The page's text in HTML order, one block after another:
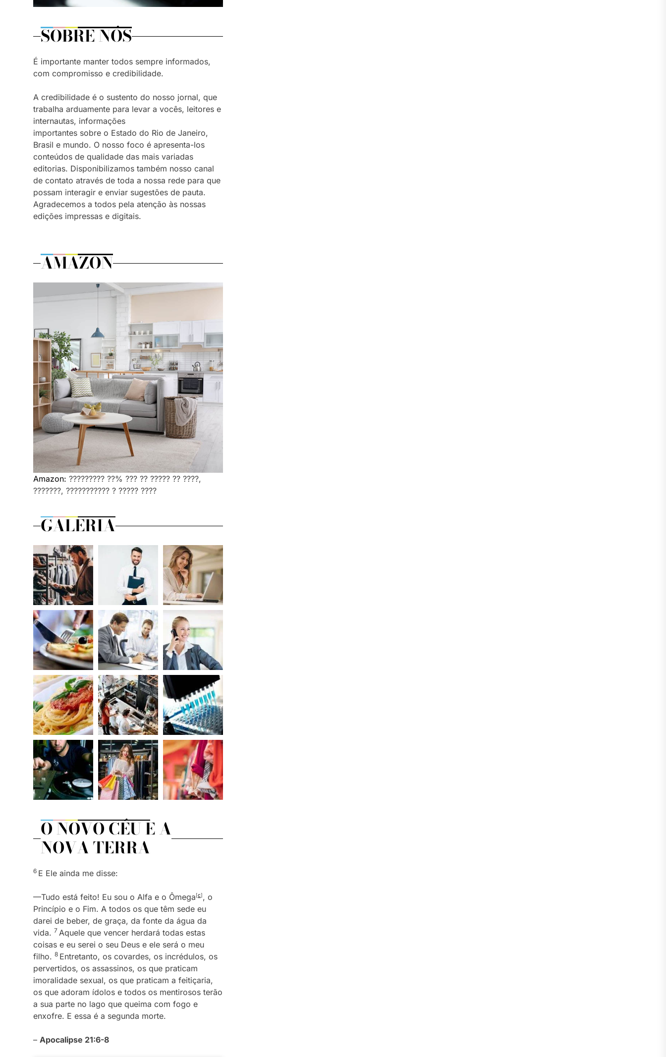
SOBRE NÓS
É importante manter todos sempre informados,
com compromisso e credibilidade.
A credibilidade é o sustento do nosso jornal, que
trabalha arduamente para levar a vocês, leitores e
internautas, informações
importantes sobre o Estado do Rio de Janeiro,
Brasil e mundo. O nosso foco é apresenta-los
conteúdos de qualidade das mais variadas
editorias. Disponibilizamos também nosso canal
de contato através de toda a nossa rede para que
possam interagir e enviar sugestões de pauta.
Agradecemos a todos pela atenção às nossas
edições impressas e digitais.
AMAZON
Amazon: ????????? ??% ??? ?? ????? ?? ????,
???????, ??????????? ? ????? ????
GALERIA
O NOVO CÉU E A
NOVA TERRA
6 E Ele ainda me disse:
—Tudo está feito! Eu sou o Alfa e o Ômega[c], o
Princípio e o Fim. A todos os que têm sede eu
darei de beber, de graça, da fonte da água da
vida. 7 Aquele que vencer herdará todas estas
coisas e eu serei o seu Deus e ele será o meu
filho. 8 Entretanto, os covardes, os incrédulos, os
pervertidos, os assassinos, os que praticam
imoralidade sexual, os que praticam a feitiçaria,
os que adoram ídolos e todos os mentirosos terão
a sua parte no lago que queima com fogo e
enxofre. E essa é a segunda morte.
– Apocalipse 21:6-8